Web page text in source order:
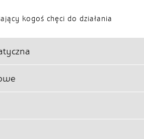
kogoś chęci do działania